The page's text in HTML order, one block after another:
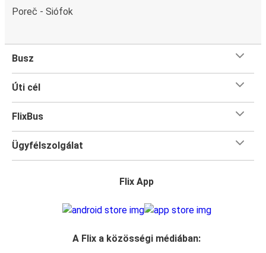
Poreč - Siófok
Busz
Úti cél
FlixBus
Ügyfélszolgálat
Flix App
A Flix a közösségi médiában: